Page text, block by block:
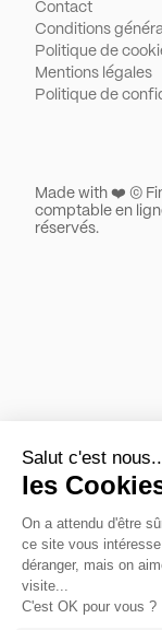
Contact
Conditions
Politique de
Mentions légales
Politique de
Made with ❤️ ©
comptable en
réservés.